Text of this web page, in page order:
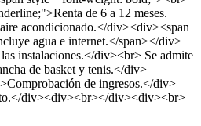
de 6 a 12 meses.
acondicionado.</div><div><span
agua e internet.</span></div>
instalaciones.</div><br> Se admite
de basket y tenis.</div>
de ingresos.</div>
div><div><br></div><div><br>